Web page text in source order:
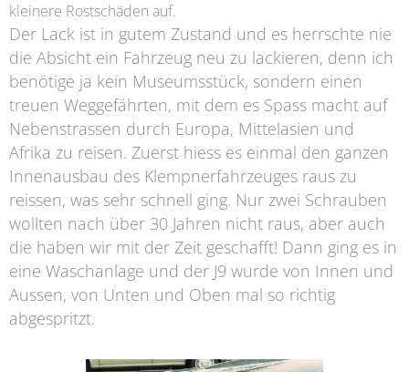
kleinere Rostschäden auf.
Der Lack ist in gutem Zustand und es herrschte nie
die Absicht ein Fahrzeug neu zu lackieren, denn ich
benötige ja kein Museumsstück, sondern einen
treuen Weggefährten, mit dem es Spass macht auf
Nebenstrassen durch Europa, Mittelasien und
Afrika zu reisen. Zuerst hiess es einmal den ganzen
Innenausbau des Klempnerfahrzeuges raus zu
reissen, was sehr schnell ging. Nur zwei Schrauben
wollten nach über 30 Jahren nicht raus, aber auch
die haben wir mit der Zeit geschafft! Dann ging es in
eine Waschanlage und der J9 wurde von Innen und
Aussen, von Unten und Oben mal so richtig
abgespritzt.